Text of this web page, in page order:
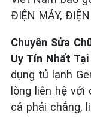
ĐIỆN MÁY,
Chuyên Sửa
Uy Tín Nhất
dụng tủ lạnh
lòng liên hệ
cả phải chẳng,